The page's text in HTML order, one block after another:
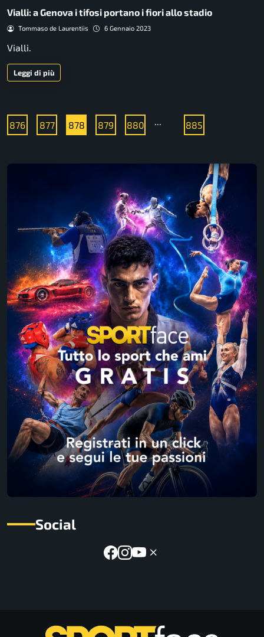
Vialli: a Genova i tifosi portano i fiori allo stadio
Tommaso de Laurentiis 6 Gennaio 2023
Vialli.
Leggi di più
876 877 878 879 880 885
Social